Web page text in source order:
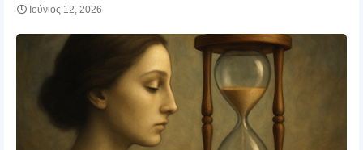
Ιούνιος 12, 2026